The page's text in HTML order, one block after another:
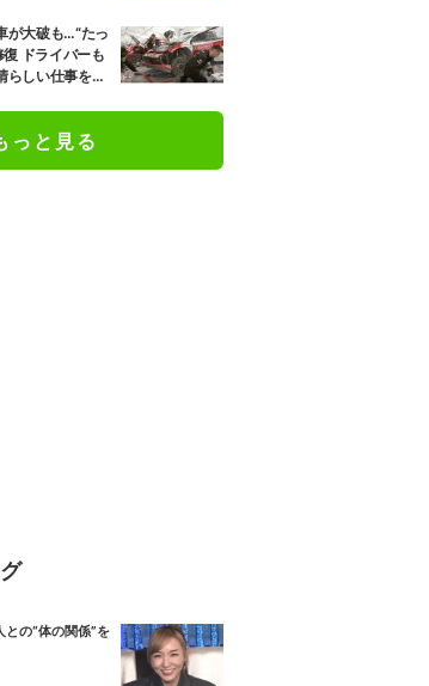
が大破も…“たっ
ドライバーも
らしい仕事をし
っと見る
の“体の関係”を